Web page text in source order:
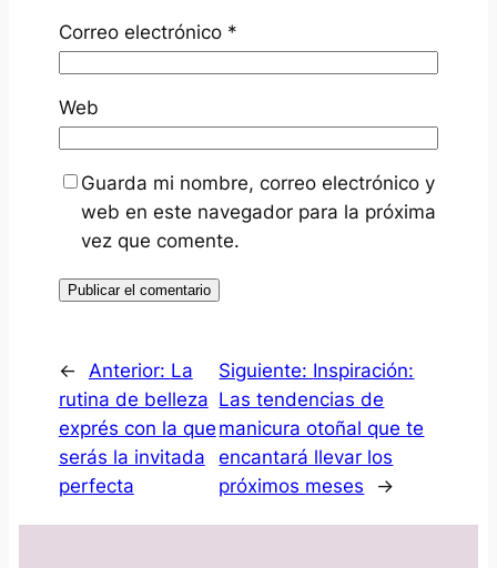
Correo electrónico *
Web
Guarda mi nombre, correo electrónico y
web en este navegador para la próxima
vez que comente.
← Anterior: La
rutina de belleza
exprés con la que
serás la invitada
perfecta
Siguiente: Inspiración:
Las tendencias de
manicura otoñal que te
encantará llevar los
próximos meses
→